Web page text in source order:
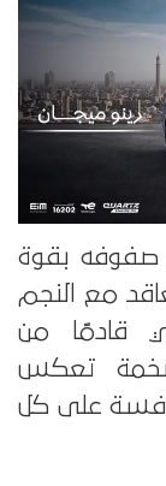
صفوفه بقوة
مع النجم
قادمًا من
تعكس
على كل